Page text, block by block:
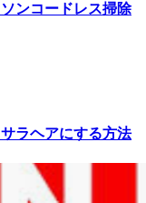
ンコードレス掃除
ラヘアにする方法